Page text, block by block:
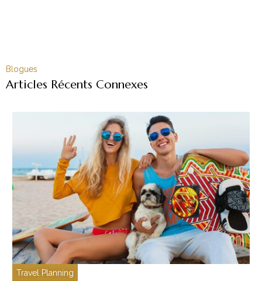
Blogues
Articles Récents Connexes
Travel Planning